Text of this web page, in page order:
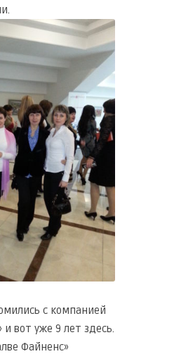
с компанией
и вот уже 9 лет здесь.
Файненс»